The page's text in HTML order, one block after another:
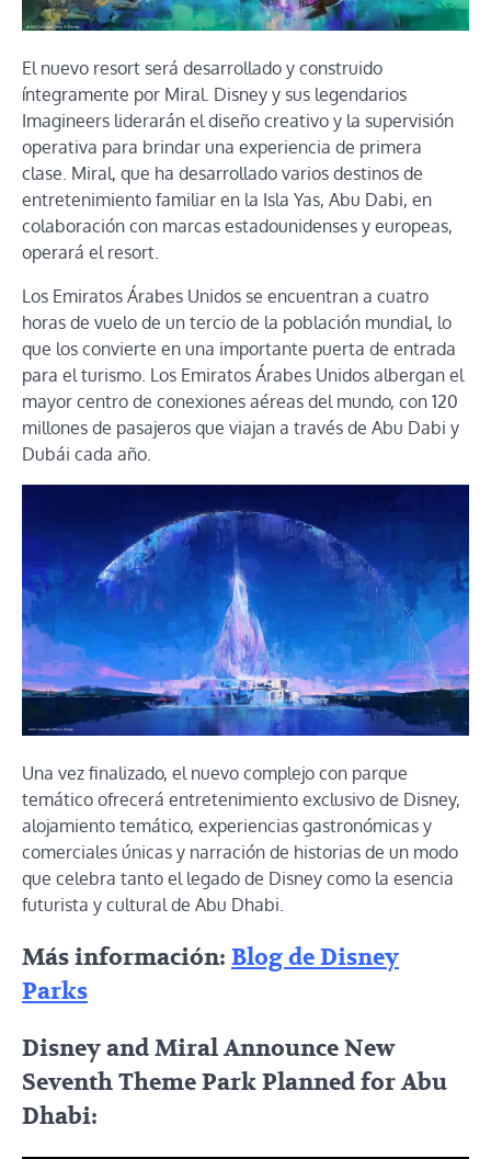
El nuevo resort será desarrollado y construido
íntegramente por Miral. Disney y sus legendarios
Imagineers liderarán el diseño creativo y la supervisión
operativa para brindar una experiencia de primera
clase. Miral, que ha desarrollado varios destinos de
entretenimiento familiar en la Isla Yas, Abu Dabi, en
colaboración con marcas estadounidenses y europeas,
operará el resort.
Los Emiratos Árabes Unidos se encuentran a cuatro
horas de vuelo de un tercio de la población mundial, lo
que los convierte en una importante puerta de entrada
para el turismo. Los Emiratos Árabes Unidos albergan el
mayor centro de conexiones aéreas del mundo, con 120
millones de pasajeros que viajan a través de Abu Dabi y
Dubái cada año.
Una vez finalizado, el nuevo complejo con parque
temático ofrecerá entretenimiento exclusivo de Disney,
alojamiento temático, experiencias gastronómicas y
comerciales únicas y narración de historias de un modo
que celebra tanto el legado de Disney como la esencia
futurista y cultural de Abu Dhabi.
Más información: Blog de Disney
Parks
Disney and Miral Announce New
Seventh Theme Park Planned for Abu
Dhabi: